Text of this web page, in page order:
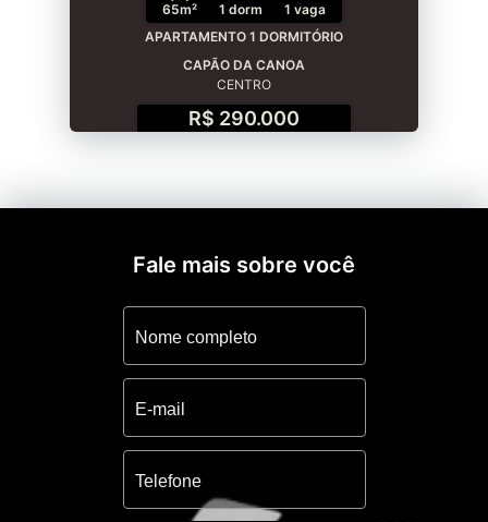
65m² 1 dorm
1 vaga
APARTAMENTO 1 DORMITÓRIO
CAPÃO DA CANOA
CENTRO
R$ 290.000
Fale mais sobre você